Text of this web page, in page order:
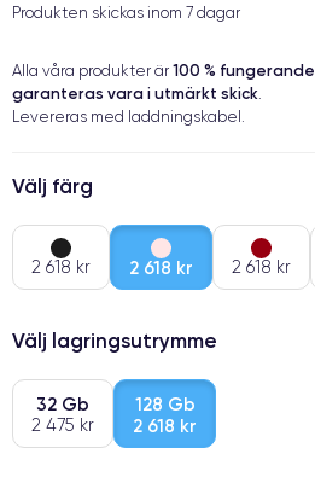
Produkten skickas inom 7 dagar
Alla våra produkter är 100 % fungerande
garanteras vara i utmärkt skick.
Levereras med laddningskabel.
Välj färg
2 618 kr 2 618 kr 2 618 kr
Välj lagringsutrymme
32 Gb
2 475 kr
128 Gb
2 618 kr